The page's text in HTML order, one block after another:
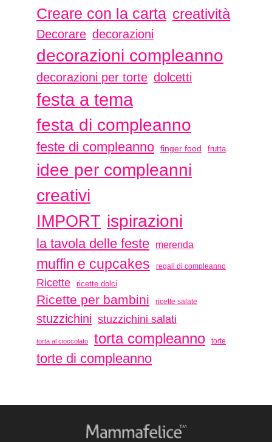
Creare con la carta creatività
Decorare decorazioni
decorazioni compleanno
decorazioni per torte dolcetti
festa a tema
festa di compleanno
feste di compleanno finger food frutta
idee per compleanni
creativi
IMPORT ispirazioni
la tavola delle feste merenda
muffin e cupcakes regali di compleanno
Ricette ricette dolci
Ricette per bambini ricette salate
stuzzichini stuzzichini salati
torta al cioccolato torta compleanno torte
torte di compleanno